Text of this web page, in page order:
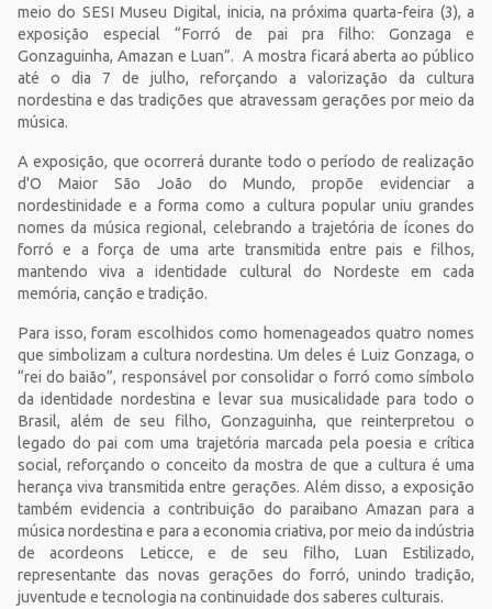
meio do SESI Museu Digital, inicia, na próxima quarta-feira (3), a
exposição especial “Forró de pai pra filho: Gonzaga e
Gonzaguinha, Amazan e Luan”. A mostra ficará aberta ao público
até o dia 7 de julho, reforçando a valorização da cultura
nordestina e das tradições que atravessam gerações por meio da
música.
A exposição, que ocorrerá durante todo o período de realização
d'O Maior São João do Mundo, propõe evidenciar a
nordestinidade e a forma como a cultura popular uniu grandes
nomes da música regional, celebrando a trajetória de ícones do
forró e a força de uma arte transmitida entre pais e filhos,
mantendo viva a identidade cultural do Nordeste em cada
memória, canção e tradição.
Para isso, foram escolhidos como homenageados quatro nomes
que simbolizam a cultura nordestina. Um deles é Luiz Gonzaga, o
“rei do baião”, responsável por consolidar o forró como símbolo
da identidade nordestina e levar sua musicalidade para todo o
Brasil, além de seu filho, Gonzaguinha, que reinterpretou o
legado do pai com uma trajetória marcada pela poesia e crítica
social, reforçando o conceito da mostra de que a cultura é uma
herança viva transmitida entre gerações. Além disso, a exposição
também evidencia a contribuição do paraibano Amazan para a
música nordestina e para a economia criativa, por meio da indústria
de acordeons Leticce, e de seu filho, Luan Estilizado,
representante das novas gerações do forró, unindo tradição,
juventude e tecnologia na continuidade dos saberes culturais.